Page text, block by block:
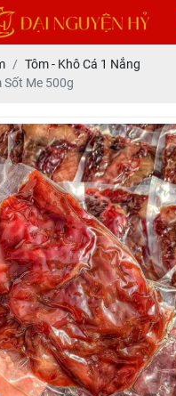
Tôm - Khô Cá 1 Nắng
Sốt Me 500g